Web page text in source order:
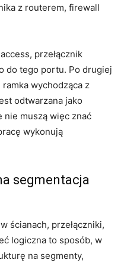
z routerem, firewall
przełącznik
do tego portu. Po drugiej
wychodząca z
odtwarzana jako
nie muszą więc znać
wykonują
segmentacja
ścianach, przełączniki,
logiczna to sposób, w
na segmenty,